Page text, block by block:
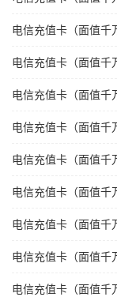
电信充值卡（面值千
电信充值卡（面值千
电信充值卡（面值千
电信充值卡（面值千
电信充值卡（面值千
电信充值卡（面值千
电信充值卡（面值千
电信充值卡（面值千
电信充值卡（面值千